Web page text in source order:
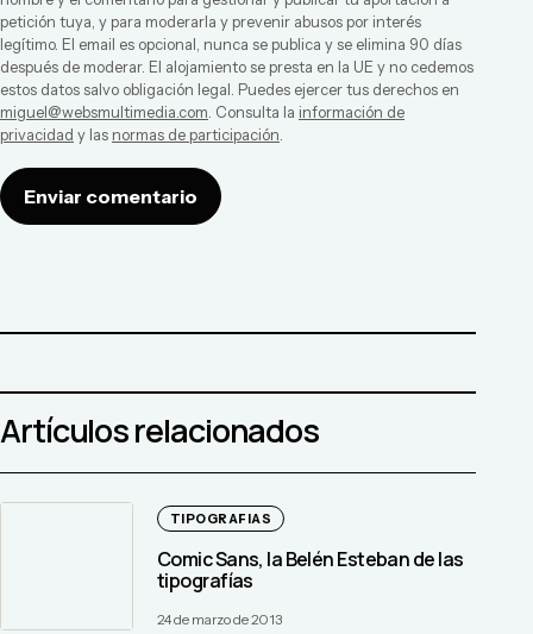
petición tuya, y para moderarla y prevenir abusos por interés
legítimo. El email es opcional, nunca se publica y se elimina 90 días
después de moderar. El alojamiento se presta en la UE y no cedemos
estos datos salvo obligación legal. Puedes ejercer tus derechos en
miguel@websmultimedia.com. Consulta la información de
privacidad y las normas de participación.
Enviar comentario
Artículos relacionados
TIPOGRAFIAS
Comic Sans, la Belén Esteban de las
tipografías
24 de marzo de 2013